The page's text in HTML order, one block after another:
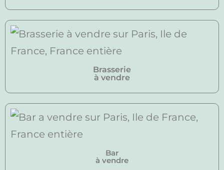
Brasserie
à vendre
Bar
à vendre